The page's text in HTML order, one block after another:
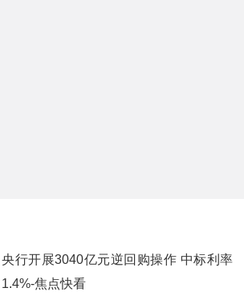
央行开展3040亿元逆回购操作 中标利率
1.4%-焦点快看